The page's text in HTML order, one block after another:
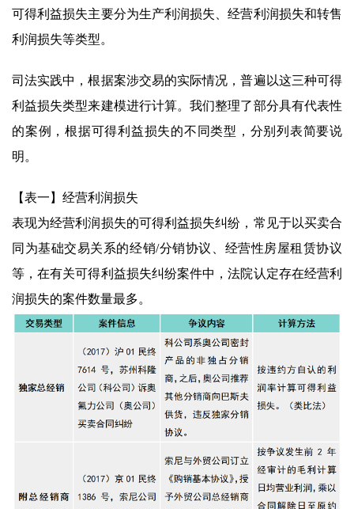
可得利益损失主要分为生产利润损失、经营利润损失和转售
利润损失等类型。
司法实践中，根据案涉交易的实际情况，普遍以这三种可得
利益损失类型来建模进行计算。我们整理了部分具有代表性
的案例，根据可得利益损失的不同类型，分别列表简要说
明。
【表一】经营利润损失
表现为经营利润损失的可得利益损失纠纷，常见于以买卖合
同为基础交易关系的经销/分销协议、经营性房屋租赁协议
等，在有关可得利益损失纠纷案件中，法院认定存在经营利
润损失的案件数量最多。